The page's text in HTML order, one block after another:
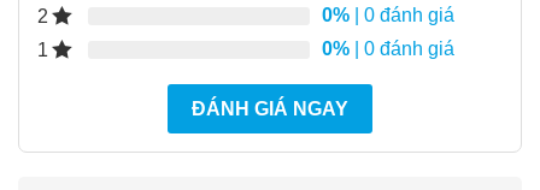
2
0% | 0 đánh giá
1
0% | 0 đánh giá
ĐÁNH GIÁ NGAY